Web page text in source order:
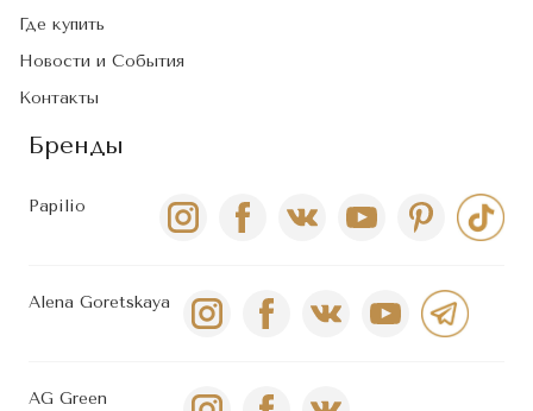
Где купить
Новости и События
Контакты
Бренды
Papilio
Alena Goretskaya
AG Green